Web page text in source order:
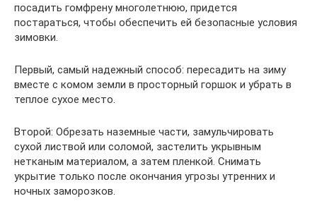
посадить гомфрену многолетнюю, придется
постараться, чтобы обеспечить ей безопасные условия
зимовки.
Первый, самый надежный способ: пересадить на зиму
вместе с комом земли в просторный горшок и убрать в
теплое сухое место.
Второй: Обрезать наземные части, замульчировать
сухой листвой или соломой, застелить укрывным
нетканым материалом, а затем пленкой. Снимать
укрытие только после окончания угрозы утренних и
ночных заморозков.